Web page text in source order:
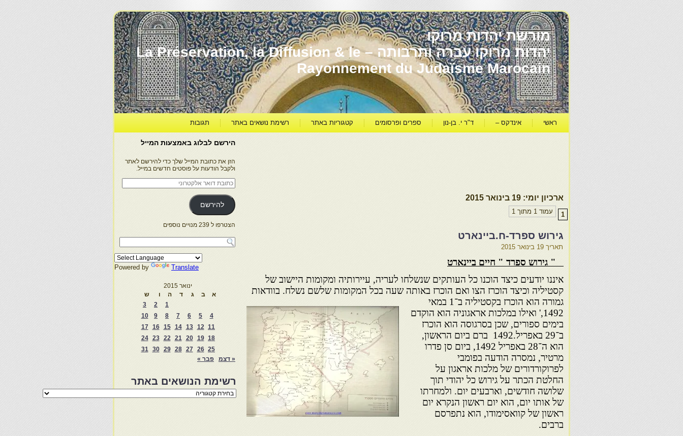
מורשת יהדות מרוקו
יהדות מרוקו עברה ותרבותה – La Préservation, la Diffusion & le
Rayonnement du Judaïsme Marocain
ראשי אינדקס – ד"ר י. בן-נון ספרים ופרסומים קטגוריות באתר רשימת נושאים באתר תגובות
ארכיון יומי: 19 בינואר 2015
עמוד 1 מתוך 1 1
גירוש ספרד-ח.ביינארט
תאריך 19 בינואר 2015
" גירוש ספרד " חיים ביינארט
איננו יודעים כיצד הוכנו כל העותקים שנשלחו לעריה, עיירותיה ומקומות היישוב של
קסטיליה וכיצד הוכרז הצו ואם הוכרז באותה שעה בכל המקומות שלשם נשלח. בוודאות
גמורה הוא הוכרז בקסטיליה
ב־1 במאי
1492,' ואילו במלכות אראגוניה הוא הוקדם
בימים ספורים, שכן בסרגוסה הוא הוכרז
ב־29 באפריל.1492 ברם ביום הראשון,
הוא ה־28 באפריל 1492, ביום סן פדרו
מרטיר, נמסרה הודעה בפומבי
לפרוקורדורים של מלכות אראגון על
החלטת הכתר על גירוש כל יהודי תוך
שלושה חודשים, וארבעים יום. ולמחרתו
של אותו יום, הוא יום ראשון הנקרא יום
ראשון של קוואסימודו, הוא נתפרסם
ברבים.
הירשם לבלוג באמצעות המייל
הזן את כתובת המייל שלך כדי להירשם לאתר
ולקבל הודעות על פוסטים חדשים במייל.
כתובת
דואר
אלקטרוני
להירשם
הצטרפו ל 239 מנויים נוספים
Powered by Translate
ינואר 2015
א
ב ג ד ה ו
ש
1
2
3
4
5
6
7
8
9
10
11
12
13
14
15
16
17
18
19
20
21
22
23
24
25
26
27
28
29
30
31
« דצמ
פבר »
רשימת הנושאים באתר
רשימת
הנושאים